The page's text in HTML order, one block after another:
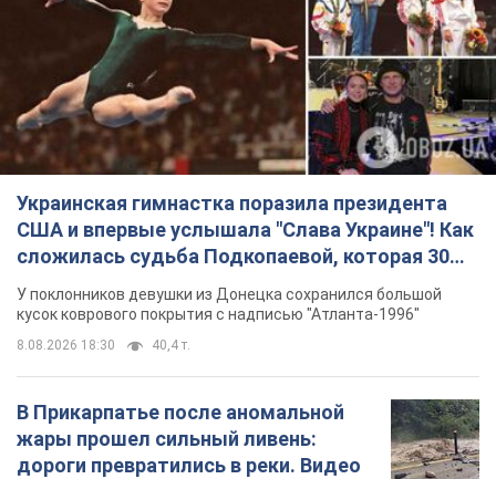
Украинская гимнастка поразила президента
США и впервые услышала "Слава Украине"! Как
сложилась судьба Подкопаевой, которая 30
лет назад завоевала "золото" Олимпиады
У поклонников девушки из Донецка сохранился большой
кусок коврового покрытия с надписью "Атланта-1996"
8.08.2026 18:30 40,4 т.
В Прикарпатье после аномальной
жары прошел сильный ливень:
дороги превратились в реки. Видео